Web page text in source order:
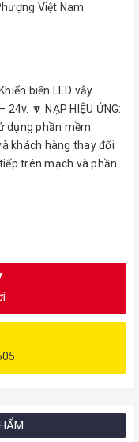
Việt Nam
biển LED vẫy
🔽 NẠP HIỆU ỨNG:
dụng phần mềm
khách hàng thay đổi
trên mạch và phần